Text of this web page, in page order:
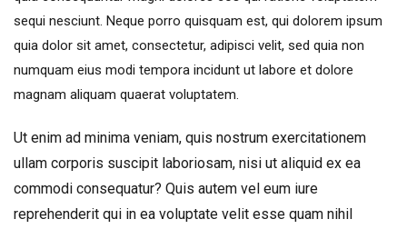
sequi nesciunt. Neque porro quisquam est, qui dolorem ipsum
quia dolor sit amet, consectetur, adipisci velit, sed quia non
numquam eius modi tempora incidunt ut labore et dolore
magnam aliquam quaerat voluptatem.
Ut enim ad minima veniam, quis nostrum exercitationem
ullam corporis suscipit laboriosam, nisi ut aliquid ex ea
commodi consequatur? Quis autem vel eum iure
reprehenderit qui in ea voluptate velit esse quam nihil